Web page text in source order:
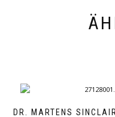
DR. MARTENS